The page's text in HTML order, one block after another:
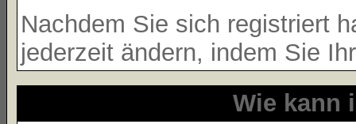
Nachdem Sie sich registriert
jederzeit ändern, indem Sie
Wie kann